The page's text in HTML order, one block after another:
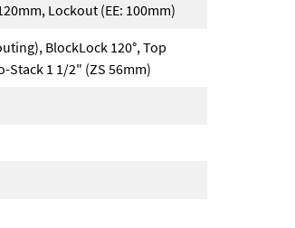
Lockout (EE: 100mm)
BlockLock 120°, Top
Stack 1 1/2" (ZS 56mm)